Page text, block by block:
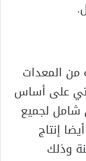
المعدات
على أساس
شامل لجميع
إنتاج
وذلك